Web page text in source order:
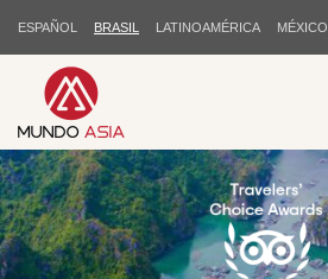
ESPAÑOL BRASIL LATINOAMÉRICA MÉXICO